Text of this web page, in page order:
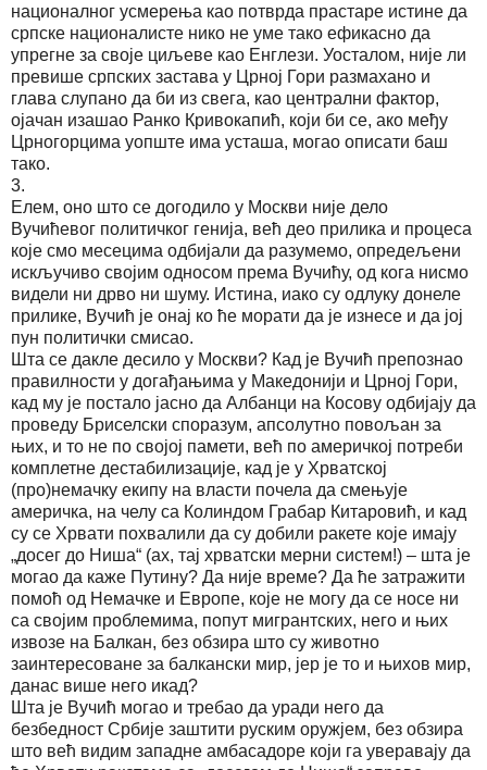
националног усмерења као потврда прастаре истине да
српске националисте нико не уме тако ефикасно да
упрегне за своје циљеве као Енглези. Уосталом, није ли
превише српских застава у Црној Гори размахано и
глава слупано да би из свега, као централни фактор,
ојачан изашао Ранко Кривокапић, који би се, ако међу
Црногорцима уопште има усташа, могао описати баш
тако.
3.
Елем, оно што се догодило у Москви није дело
Вучићевог политичког генија, већ део прилика и процеса
које смо месецима одбијали да разумемо, опредељени
искључиво својим односом према Вучићу, од кога нисмо
видели ни дрво ни шуму. Истина, иако су одлуку донеле
прилике, Вучић је онај ко ће морати да је изнесе и да јој
пун политички смисао.
Шта се дакле десило у Москви? Кад је Вучић препознао
правилности у догађањима у Македонији и Црној Гори,
кад му је постало јасно да Албанци на Косову одбијају да
проведу Бриселски споразум, апсолутно повољан за
њих, и то не по својој памети, већ по америчкој потреби
комплетне дестабилизације, кад је у Хрватској
(про)немачку екипу на власти почела да смењује
америчка, на челу са Колиндом Грабар Китаровић, и кад
су се Хрвати похвалили да су добили ракете које имају
„досег до Ниша“ (ах, тај хрватски мерни систем!) – шта је
могао да каже Путину? Да није време? Да ће затражити
помоћ од Немачке и Европе, које не могу да се носе ни
са својим проблемима, попут мигрантских, него и њих
извозе на Балкан, без обзира што су животно
заинтересоване за балкански мир, јер је то и њихов мир,
данас више него икад?
Шта је Вучић могао и требао да уради него да
безбедност Србије заштити руским оружјем, без обзира
што већ видим западне амбасадоре који га уверавају да